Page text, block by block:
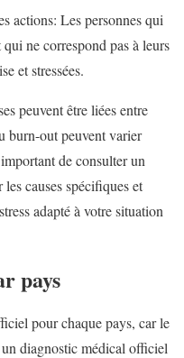
actions: Les personnes qui
ne correspond pas à leurs
et stressées.
peuvent être liées entre
burn-out peuvent varier
de consulter un
causes spécifiques et
adapté à votre situation
pays
pour chaque pays, car le
diagnostic médical officiel